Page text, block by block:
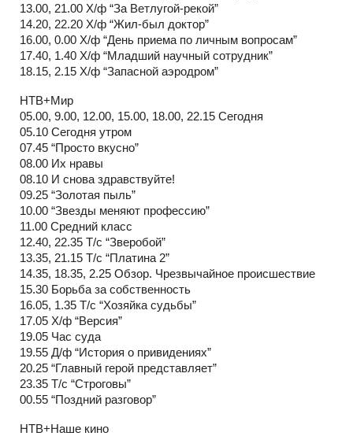
13.00, 21.00 Х/ф “За Ветлугой-рекой”
14.20, 22.20 Х/ф “Жил-был доктор”
16.00, 0.00 Х/ф “День приема по личным вопросам”
17.40, 1.40 Х/ф “Младший научный сотрудник”
18.15, 2.15 Х/ф “Запасной аэродром”
НТВ+Мир
05.00, 9.00, 12.00, 15.00, 18.00, 22.15 Сегодня
05.10 Сегодня утром
07.45 “Просто вкусно”
08.00 Их нравы
08.10 И снова здравствуйте!
09.25 “Золотая пыль”
10.00 “Звезды меняют профессию”
11.00 Средний класс
12.40, 22.35 Т/с “Зверобой”
13.35, 21.15 Т/с “Платина 2”
14.35, 18.35, 2.25 Обзор. Чрезвычайное происшествие
15.30 Борьба за собственность
16.05, 1.35 Т/с “Хозяйка судьбы”
17.05 Х/ф “Версия”
19.05 Час суда
19.55 Д/ф “История о привидениях”
20.25 “Главный герой представляет”
23.35 Т/с “Строговы”
00.55 “Поздний разговор”
НТВ+Наше кино